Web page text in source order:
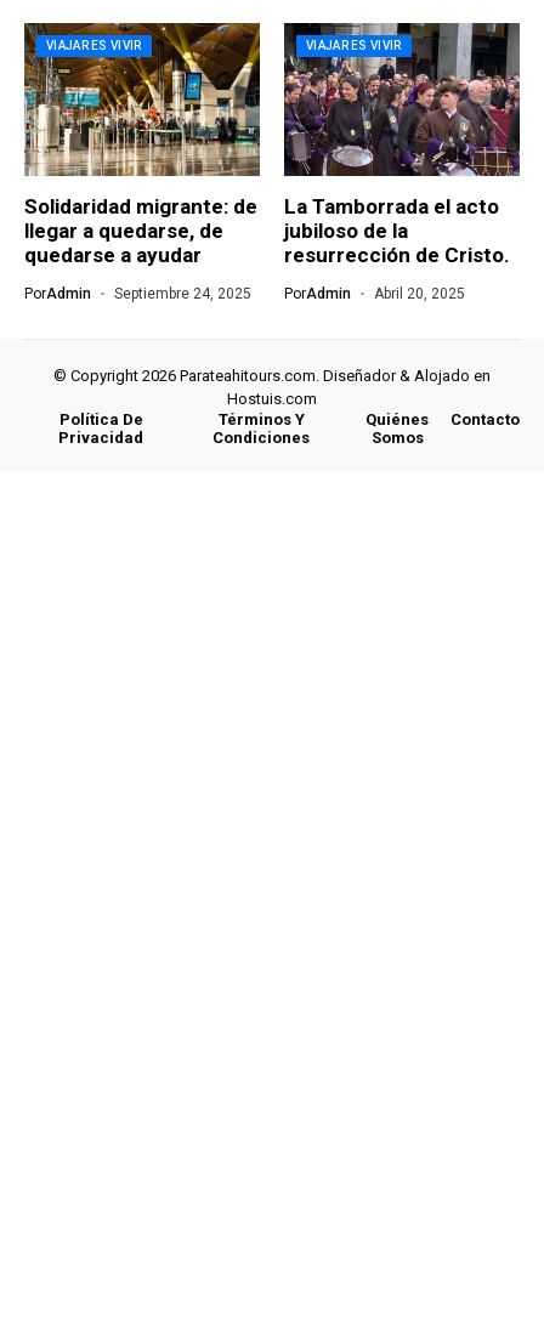
VIAJAR ES VIVIR
Solidaridad migrante: de
llegar a quedarse, de
quedarse a ayudar
PorAdmin Septiembre 24, 2025
VIAJAR ES VIVIR
La Tamborrada el acto
jubiloso de la
resurrección de Cristo.
PorAdmin Abril 20, 2025
© Copyright 2026 Parateahitours.com. Diseñador & Alojado en
Hostuis.com
Política De
Privacidad
Términos Y
Condiciones
Quiénes
Somos
Contacto